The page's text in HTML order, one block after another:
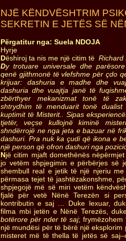
NJË KËNDVËSHTRIM
SEKRETIN E JETËS SË
Përgatitur nga: Suela NDOJA
Hyrje
Dëshiroj ta nis me një citim të
Dy trotuare universale dhe
qenë gjithmonë të vlefshme për çdo
krijuar: dashuria e madhe dhe
dashuria dhe vuajtja janë të
zbërthyer mekanizmat tonë të
shtrydhim të menduarit tonë
kuptimit të Misterit.. Sipas
tjetër, veçse kullojnë kiminë
shndërrojë ne nga jeta e bazuar në
dashuri. Pra nuk ka çudi që ikona e
një person që ofron dashuri nga
Një citim mjaft domethënës
jo vetëm shpjegimin e përbërjes së
shembull real e jetik të një njeriu
përmasa tejet të jashtëzakonshme,
shpjegojë më së miri vetëm
fjalë për vetë Nënë Terezën si
kontributin e saj … Duke lexuar,
filma mbi jetën e Nënë Terezës,
botërore për nder të saj; frymëzohem
një mundësi për të bërë një eksplorim
misteret më të thella të jetës së